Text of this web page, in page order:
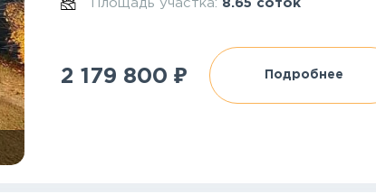
Площадь участка: 8.65 соток
2 179 800 ₽ Подробнее